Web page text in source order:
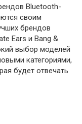
Bluetooth-
своим
брендов
Ears и Bang &
выбор моделей
категориями,
будет отвечать